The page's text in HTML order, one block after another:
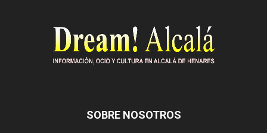
SOBRE NOSOTROS